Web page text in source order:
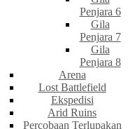
Penjara 6
Gila
Penjara 7
Gila
Penjara 8
Arena
Lost Battlefield
Ekspedisi
Arid Ruins
Percobaan Terlupakan